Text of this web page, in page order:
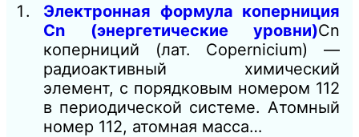
Электронная формула коперниция
Cn (энергетические уровни)Cn
коперниций (лат. Copernicium) —
радиоактивный химический
элемент, с порядковым номером 112
в периодической системе. Атомный
номер 112, атомная масса…